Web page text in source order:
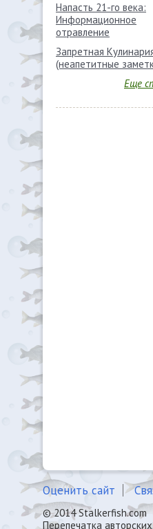
Напасть 21-го века:
Информационное
отравление
Запретная
(неапетитные
Еще
Оценить сайт
© 2014 Stalkerfish.com
Перепечатка